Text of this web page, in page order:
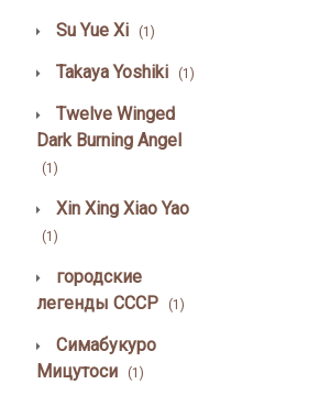
Su Yue Xi (1)
Takaya Yoshiki (1)
Twelve Winged
Dark Burning Angel
(1)
Xin Xing Xiao Yao
(1)
городские
легенды СССР
(1)
Симабукуро
Мицутоси
(1)